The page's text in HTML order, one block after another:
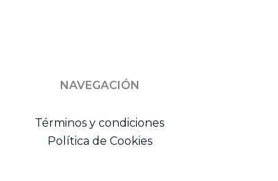
NAVEGACIÓN
Términos y condiciones
Política de Cookies